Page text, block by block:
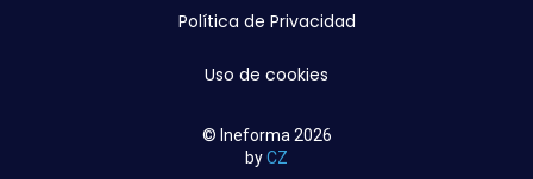
Política de Privacidad
Uso de cookies
© Ineforma 2026
byCZ